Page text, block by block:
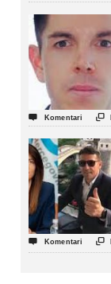
 Komentari 
 Komentari 